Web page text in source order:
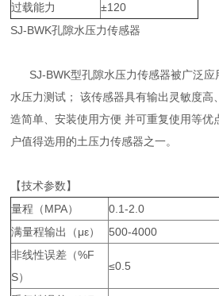
过载能力
±120
SJ-BWK孔隙水压力传感器
SJ-BWK型孔隙水压力传感器被广泛应
水压力测试； 该传感器具有输出灵敏度高
造简单、安装使用方便 并可重复使用等优
户值得选用的土压力传感器之一。
【技术参数】
量程（MPA）
0.1-2.0
满量程输出（με）
500-4000
非线性误差（%F
S）
≤0.5